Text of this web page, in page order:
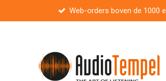
hoofdinhoud
Web-orders boven de 1000